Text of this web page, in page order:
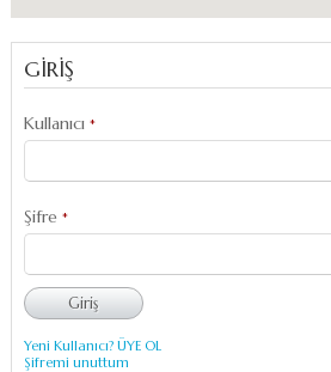
GİRİŞ
Kullanıcı *
Şifre *
Yeni Kullanıcı? ÜYE OL
Şifremi unuttum